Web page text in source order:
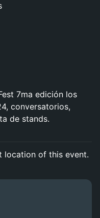
7ma edición los
conversatorios,
de stands.
location of this event.